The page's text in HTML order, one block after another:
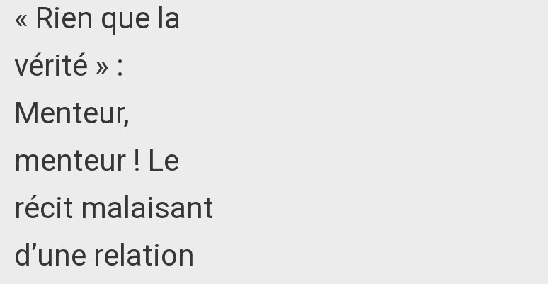
« Rien que la
vérité » :
Menteur,
menteur ! Le
récit malaisant
d’une relation